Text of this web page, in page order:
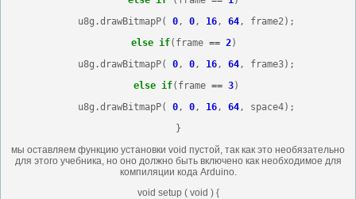
u8g.drawBitmapP( 0, 0, 16, 64, frame2);
else if(frame == 2)
u8g.drawBitmapP( 0, 0, 16, 64, frame3);
else if(frame == 3)
u8g.drawBitmapP( 0, 0, 16, 64, space4);
}
мы оставляем функцию установки void пустой, так как это необязательно
для этого учебника, но оно должно быть включено как необходимое для
компиляции кода Arduino.
void setup ( void ) {